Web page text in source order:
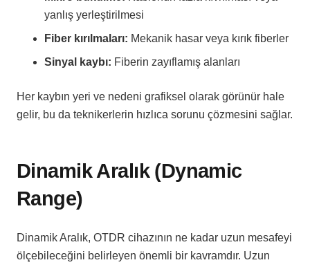
yanlış yerleştirilmesi
Fiber kırılmaları: Mekanik hasar veya kırık fiberler
Sinyal kaybı: Fiberin zayıflamış alanları
Her kaybın yeri ve nedeni grafiksel olarak görünür hale
gelir, bu da teknikerlerin hızlıca sorunu çözmesini sağlar.
Dinamik Aralık (Dynamic
Range)
Dinamik Aralık, OTDR cihazının ne kadar uzun mesafeyi
ölçebileceğini belirleyen önemli bir kavramdır. Uzun